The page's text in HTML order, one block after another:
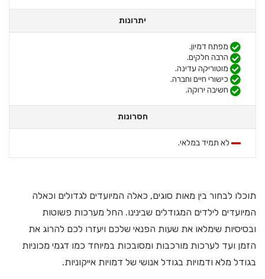
יתרונות
מפתח דמיון.
הרבה חלקים.
מוטוריקה עדינה.
כישורי חיים וחברה.
חשיבה ירוקה.
חסרונות
לא תמיד במלאי.
תוכלו לבחור בין מאות סוגים, כאלה המיועדים לגדולים וכאלה
המיועדים לילדים המגודלים שבינינו. החל מערכות פשוטות
ובסיסיות שימלאו את שעות הפנאי שלכם ויעזרו לכם להרוג את
הזמן ועד לערכות מורכבות ומסובכות במיוחד כמו דגמי מכוניות
בגודל מלא ודמויות בגודל אנושי של דמויות אייקוניות.